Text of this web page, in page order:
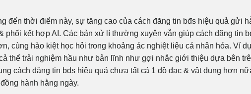
đến thời điểm này, sự tăng cao của cách đăng tin bđs hiệu quả gửi
phối kết hợp AI. Các bản xử lí thường xuyên vẫn giúp cách đăng tin
cùng hào kiệt học hỏi trong khoảng ác nghiệt liệu cá nhân hóa. Ví
thể trải nghiệm hầu như bản lĩnh như gợi nhắc giới thiệu dựa bên
cách đăng tin bđs hiệu quả chưa tất cả 1 đồ đạc & vật dụng hơn
hành hằng ngày.